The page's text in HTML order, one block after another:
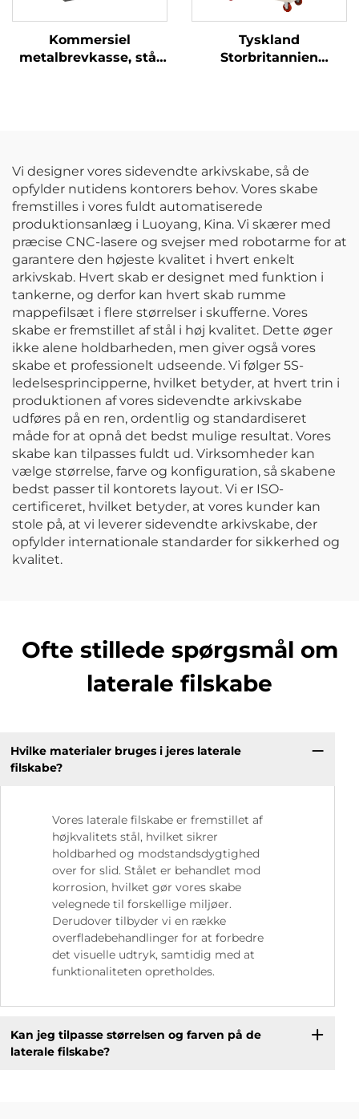
Kommersiel
metalbrevkasse, stål
Tyskland
Storbritannien
håndværktøjsæt Metal
opbevaring
værktøjskasse
Vi designer vores sidevendte arkivskabe, så de
opfylder nutidens kontorers behov. Vores skabe
fremstilles i vores fuldt automatiserede
produktionsanlæg i Luoyang, Kina. Vi skærer med
præcise CNC-lasere og svejser med robotarme for at
garantere den højeste kvalitet i hvert enkelt
arkivskab. Hvert skab er designet med funktion i
tankerne, og derfor kan hvert skab rumme
mappefilsæt i flere størrelser i skufferne. Vores
skabe er fremstillet af stål i høj kvalitet. Dette øger
ikke alene holdbarheden, men giver også vores
skabe et professionelt udseende. Vi følger 5S-
ledelsesprincipperne, hvilket betyder, at hvert trin i
produktionen af vores sidevendte arkivskabe
udføres på en ren, ordentlig og standardiseret
måde for at opnå det bedst mulige resultat. Vores
skabe kan tilpasses fuldt ud. Virksomheder kan
vælge størrelse, farve og konfiguration, så skabene
bedst passer til kontorets layout. Vi er ISO-
certificeret, hvilket betyder, at vores kunder kan
stole på, at vi leverer sidevendte arkivskabe, der
opfylder internationale standarder for sikkerhed og
kvalitet.
Ofte stillede spørgsmål om
laterale filskabe
Hvilke materialer bruges i jeres laterale
filskabe?
Vores laterale filskabe er fremstillet af
højkvalitets stål, hvilket sikrer
holdbarhed og modstandsdygtighed
over for slid. Stålet er behandlet mod
korrosion, hvilket gør vores skabe
velegnede til forskellige miljøer.
Derudover tilbyder vi en række
overfladebehandlinger for at forbedre
det visuelle udtryk, samtidig med at
funktionaliteten opretholdes.
Kan jeg tilpasse størrelsen og farven på de
laterale filskabe?